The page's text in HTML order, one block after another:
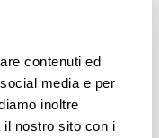
contenuti ed
media e per
inoltre
il nostro sito con i
Cosa